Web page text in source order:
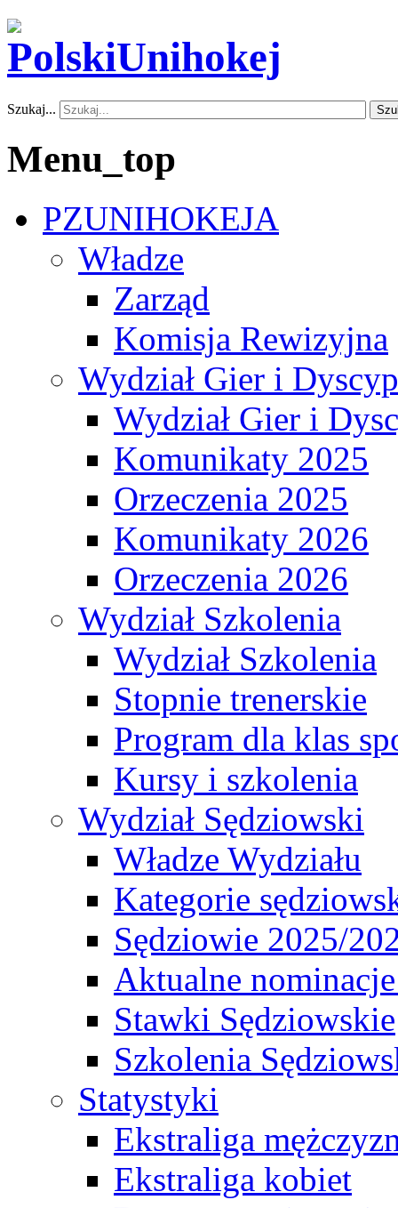
Szukaj...
Menu_top
PZUNIHOKEJA
Władze
Zarząd
Komisja Rewizyjna
Wydział Gier i
Wydział Gier i
Komunikaty 2025
Orzeczenia 2025
Komunikaty 2026
Orzeczenia 2026
Wydział Szkolenia
Wydział Szkolenia
Stopnie trenerskie
Program dla klas
Kursy i szkolenia
Wydział Sędziowski
Władze Wydziału
Kategorie
Sędziowie 2025/
Aktualne
Stawki Sędziowskie
Szkolenia
Statystyki
Ekstraliga
Ekstraliga kobiet